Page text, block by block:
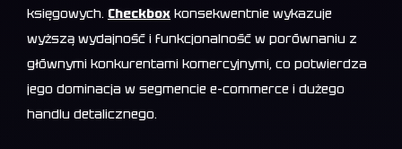
księgowych. Checkbox konsekwentnie wykazuje
wyższą wydajność i funkcjonalność w porównaniu z
głównymi konkurentami komercyjnymi, co potwierdza
jego dominacja w segmencie e-commerce i dużego
handlu detalicznego.